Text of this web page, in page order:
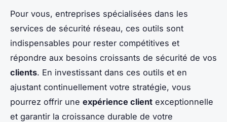
Pour vous, entreprises spécialisées dans les
services de sécurité réseau, ces outils sont
indispensables pour rester compétitives et
répondre aux besoins croissants de sécurité de vos
clients. En investissant dans ces outils et en
ajustant continuellement votre stratégie, vous
pourrez offrir une expérience client exceptionnelle
et garantir la croissance durable de votre